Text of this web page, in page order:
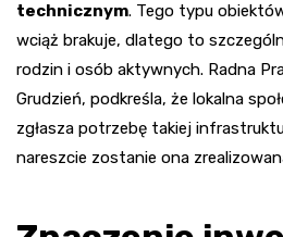
technicznym. Tego typu
wciąż brakuje, dlatego to
rodzin i osób aktywnych. Radna
Grudzień, podkreśla, że lokalna
zgłasza potrzebę takiej
nareszcie zostanie ona